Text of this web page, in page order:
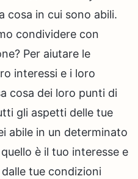
cosa in cui sono abili.
condividere con
Per aiutare le
interessi e i loro
cosa dei loro punti di
gli aspetti delle tue
abile in un determinato
è il tuo interesse e
tue condizioni